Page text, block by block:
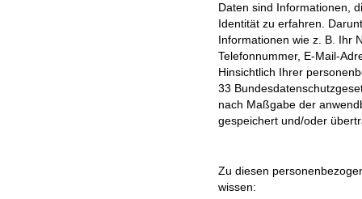
Daten sind Informationen,
Identität zu erfahren.
Informationen wie z. B. Ihr
Telefonnummer, E-Mail-
Hinsichtlich Ihrer
33
nach Maßgabe der
gespeichert und/oder
Zu diesen
wissen: